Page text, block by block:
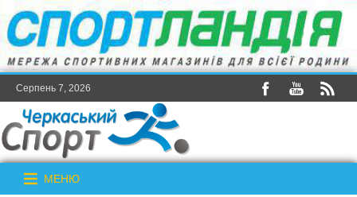
Серпень 7, 2026
МЕНЮ